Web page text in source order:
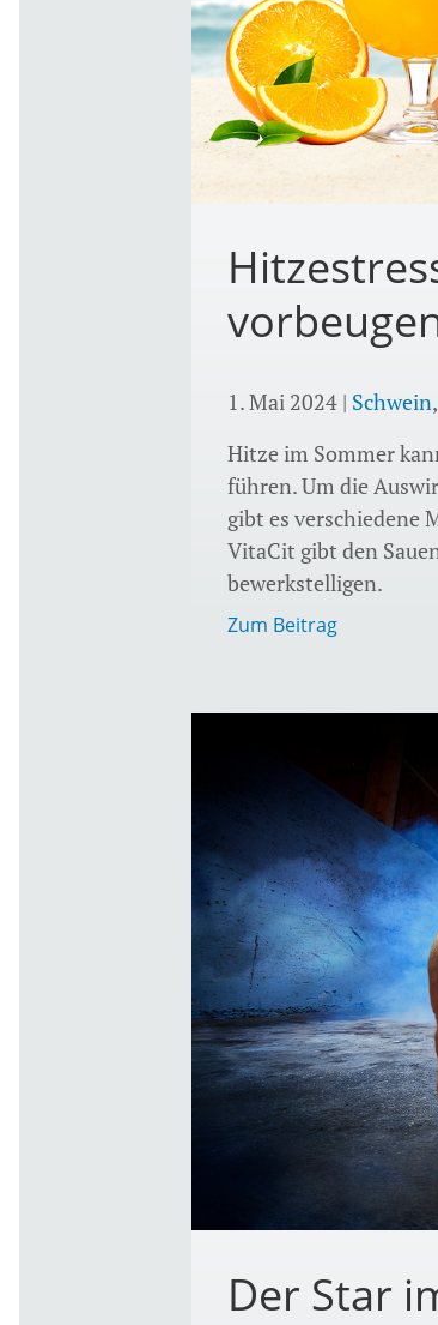
1. Mai 2024 | Schwein
Hitze im Sommer
führen. Um die
gibt es verschiedene
VitaCit gibt den
bewerkstelligen.
Zum Beitrag
Der Star